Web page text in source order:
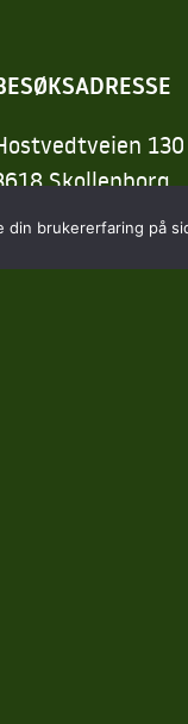
130
Skollenborg
brukererfaring på